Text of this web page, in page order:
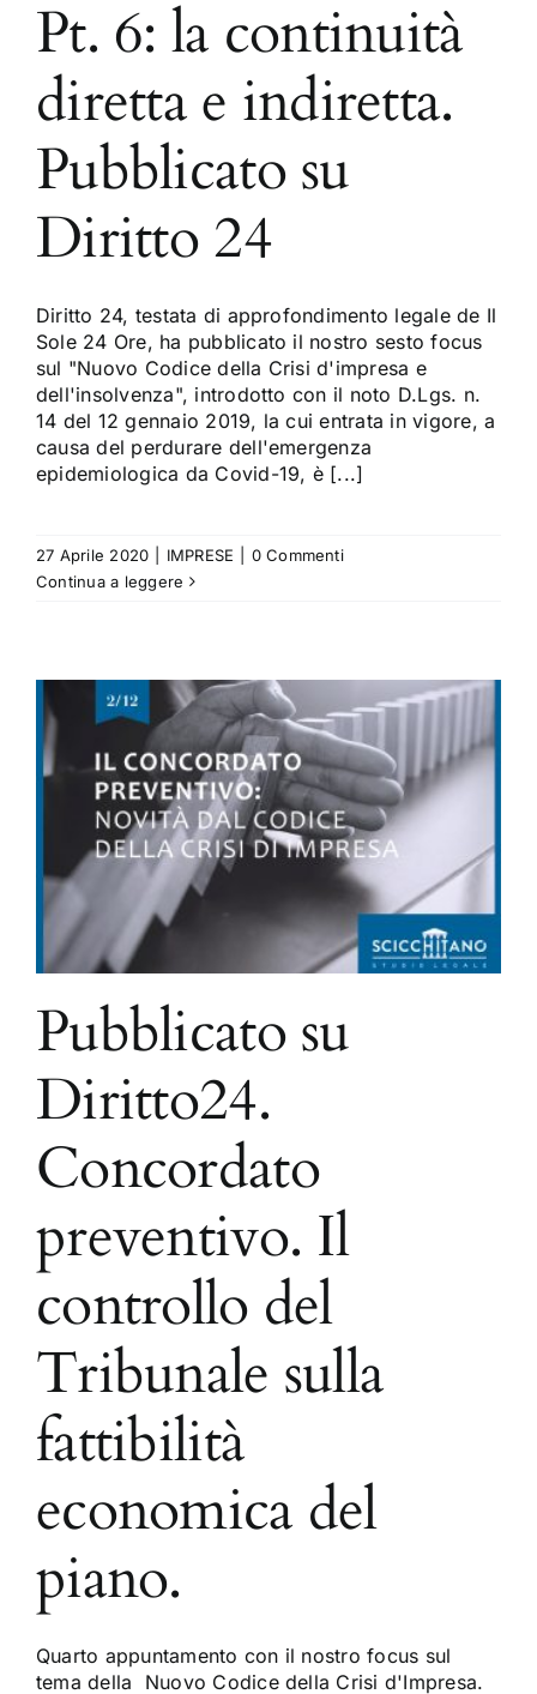
Pt. 6: la continuità
diretta e indiretta.
Pubblicato su
Diritto 24
Diritto 24, testata di approfondimento legale de Il
Sole 24 Ore, ha pubblicato il nostro sesto focus
sul "Nuovo Codice della Crisi d'impresa e
dell'insolvenza", introdotto con il noto D.Lgs. n.
14 del 12 gennaio 2019, la cui entrata in vigore, a
causa del perdurare dell'emergenza
epidemiologica da Covid-19, è [...]
27 Aprile 2020 IMPRESE
0 Commenti
Continua a leggere
Pubblicato su
Diritto24.
Concordato
preventivo. Il
controllo del
Tribunale sulla
fattibilità
economica del
piano.
Quarto appuntamento con il nostro focus sul
tema della Nuovo Codice della Crisi d'Impresa.